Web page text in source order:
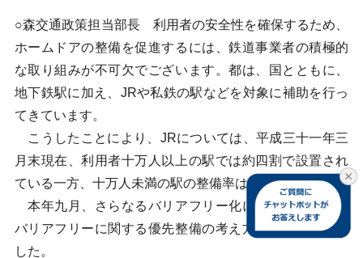
○森交通政策担当部長 利用者の安全性を確保するため、
ホームドアの整備を促進するには、鉄道事業者の積極的
な取り組みが不可欠でございます。都は、国とともに、
地下鉄駅に加え、JRや私鉄の駅などを対象に補助を行っ
てきています。
こうしたことにより、JRについては、平成三十一年三
月末現在、利用者十万人以上の駅では約四割で設置され
ている一方、十万人未満の駅の整備率は一割未満です。
本年九月、さらなるバリアフリー化に向けて、鉄道駅
バリアフリーに関する優先整備の考え方を取りまとめま
した。